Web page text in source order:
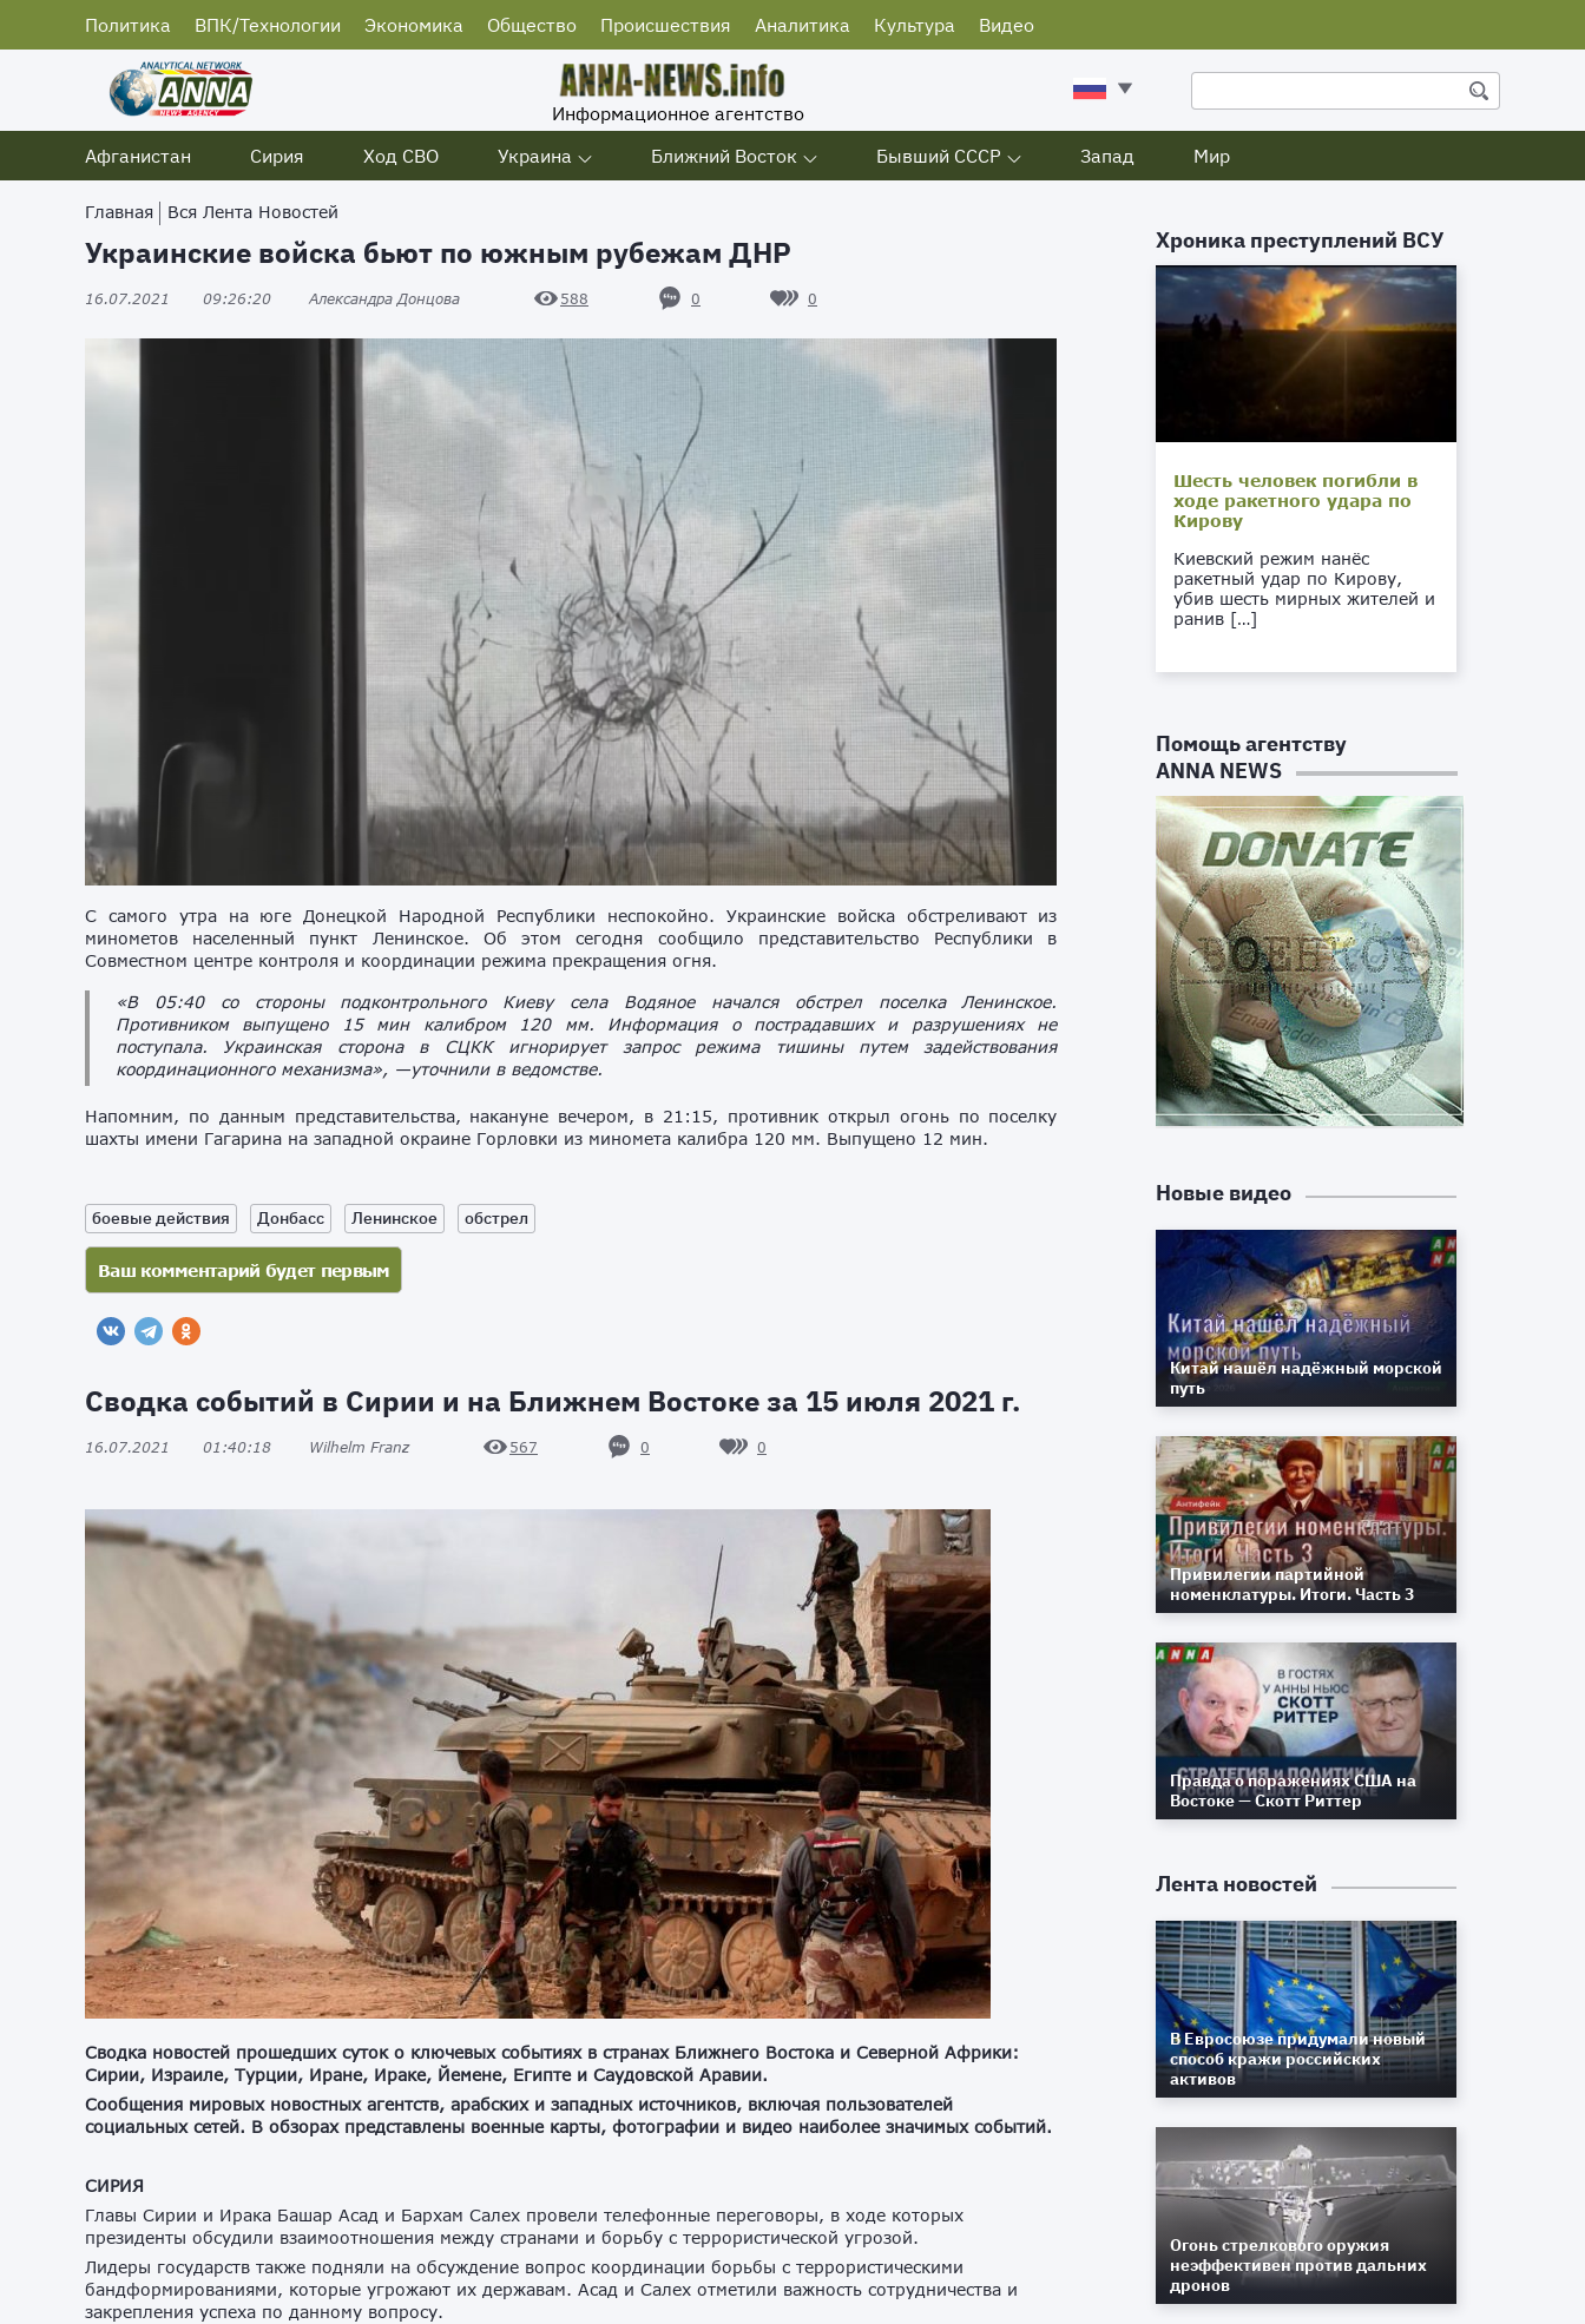
Политика ВПК/Технологии Экономика Общество Происшествия Аналитика Культура Видео
Информационное агентство
Афганистан
Сирия Ход СВО Украина Ближний Восток Бывший СССР Запад Мир
Главная Вся Лента Новостей
Украинские войска бьют по южным рубежам ДНР
16.07.2021 09:26:20 Александра Донцова 588 0 0
С самого утра на юге Донецкой Народной Республики неспокойно. Украинские войска обстреливают из
минометов населенный пункт Ленинское. Об этом сегодня сообщило представительство Республики в
Совместном центре контроля и координации режима прекращения огня.
«В 05:40 со стороны подконтрольного Киеву села Водяное начался обстрел поселка Ленинское.
Противником выпущено 15 мин калибром 120 мм. Информация о пострадавших и разрушениях не
поступала. Украинская сторона в СЦКК игнорирует запрос режима тишины путем задействования
координационного механизма», —уточнили в ведомстве.
Напомним, по данным представительства, накануне вечером, в 21:15, противник открыл огонь по поселку
шахты имени Гагарина на западной окраине Горловки из миномета калибра 120 мм. Выпущено 12 мин.
боевые действия Донбасс Ленинское обстрел
Сводка событий в Сирии и на Ближнем Востоке за 15 июля 2021 г.
16.07.2021 01:40:18 Wilhelm Franz 567 0 0
Сводка новостей прошедших суток о ключевых событиях в странах Ближнего Востока и Северной Африки:
Сирии, Израиле, Турции, Иране, Ираке, Йемене, Египте и Саудовской Аравии.
Сообщения мировых новостных агентств, арабских и западных источников, включая пользователей
социальных сетей. В обзорах представлены военные карты, фотографии и видео наиболее значимых событий.
СИРИЯ
Главы Сирии и Ирака Башар Асад и Бархам Салех провели телефонные переговоры, в ходе которых
президенты обсудили взаимоотношения между странами и борьбу с террористической угрозой.
Лидеры государств также подняли на обсуждение вопрос координации борьбы с террористическими
бандформированиями, которые угрожают их державам. Асад и Салех отметили важность сотрудничества и
закрепления успеха по данному вопросу.
Хроника преступлений ВСУ
Шесть человек погибли в
ходе ракетного удара по
Кирову
Киевский режим нанёс
ракетный удар по Кирову,
убив шесть мирных жителей и
ранив […]
Помощь агентству
ANNA NEWS
Новые видео
Китай нашёл надёжный морской
путь
Привилегии партийной
номенклатуры. Итоги. Часть 3
Правда о поражениях США на
Востоке — Скотт Риттер
Лента новостей
В Евросоюзе придумали новый
способ кражи российских
активов
Огонь стрелкового оружия
неэффективен против дальних
дронов